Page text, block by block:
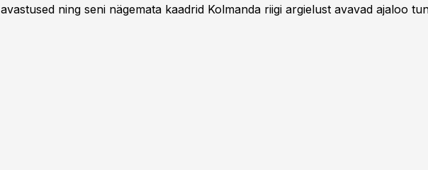
avastused ning seni nägemata kaadrid Kolmanda riigi argielust avavad ajaloo